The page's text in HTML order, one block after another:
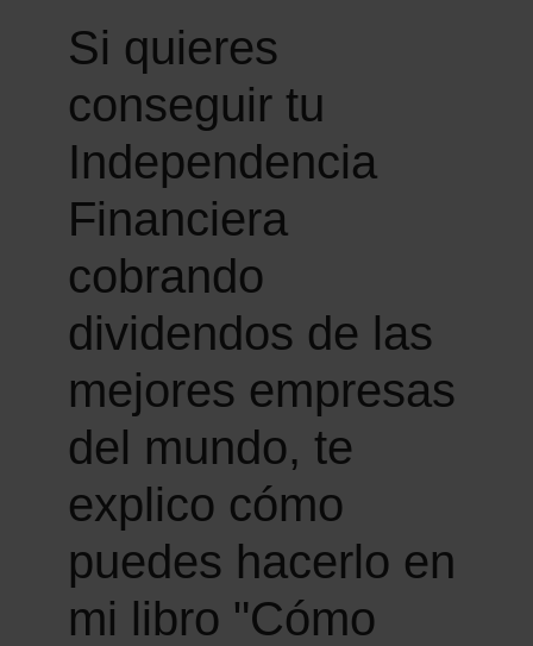
Si quieres
conseguir tu
Independencia
Financiera
cobrando
dividendos de las
mejores empresas
del mundo, te
explico cómo
puedes hacerlo en
mi libro "Cómo